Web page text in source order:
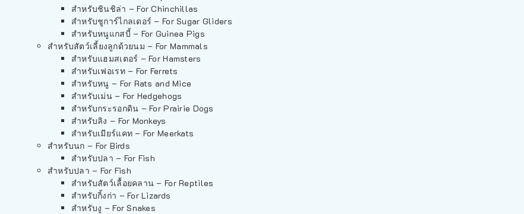
สำหรับชินชิล่า – For Chinchillas
สำหรับชูการ์ไกลเดอร์ – For Sugar Gliders
สำหรับหนูแกสบี้ – For Guinea Pigs
สำหรับสัตว์เลี้ยงลูกด้วยนม – For Mammals
สำหรับแฮมสเตอร์ – For Hamsters
สำหรับเฟอเรท – For Ferrets
สำหรับหนู – For Rats and Mice
สำหรับเม่น – For Hedgehogs
สำหรับกระรอกดิน – For Prairie Dogs
สำหรับลิง – For Monkeys
สำหรับเมียร์แคท – For Meerkats
สำหรับนก – For Birds
สำหรับปลา – For Fish
สำหรับปลา – For Fish
สำหรับสัตว์เลื้อยคลาน – For Reptiles
สำหรับกิ้งก่า – For Lizards
สำหรับงู – For Snakes